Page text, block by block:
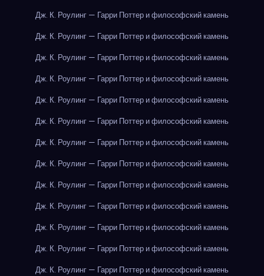
Дж. К. Роулинг — Гарри Поттер и философский камень
Дж. К. Роулинг — Гарри Поттер и философский камень
Дж. К. Роулинг — Гарри Поттер и философский камень
Дж. К. Роулинг — Гарри Поттер и философский камень
Дж. К. Роулинг — Гарри Поттер и философский камень
Дж. К. Роулинг — Гарри Поттер и философский камень
Дж. К. Роулинг — Гарри Поттер и философский камень
Дж. К. Роулинг — Гарри Поттер и философский камень
Дж. К. Роулинг — Гарри Поттер и философский камень
Дж. К. Роулинг — Гарри Поттер и философский камень
Дж. К. Роулинг — Гарри Поттер и философский камень
Дж. К. Роулинг — Гарри Поттер и философский камень
Дж. К. Роулинг — Гарри Поттер и философский камень